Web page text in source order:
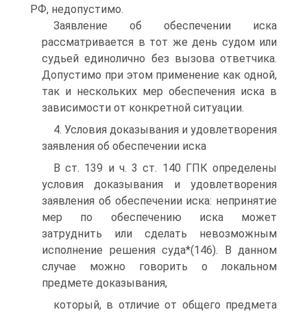
РФ, недопустимо.
Заявление об обеспечении иска
рассматривается в тот же день судом или
судьей единолично без вызова ответчика.
Допустимо при этом применение как одной,
так и нескольких мер обеспечения иска в
зависимости от конкретной ситуации.
4. Условия доказывания и удовлетворения
заявления об обеспечении иска
В ст. 139 и ч. 3 ст. 140 ГПК определены
условия доказывания и удовлетворения
заявления об обеспечении иска: непринятие
мер по обеспечению иска может
затруднить или сделать невозможным
исполнение решения суда*(146). В данном
случае можно говорить о локальном
предмете доказывания,
который, в отличие от общего предмета